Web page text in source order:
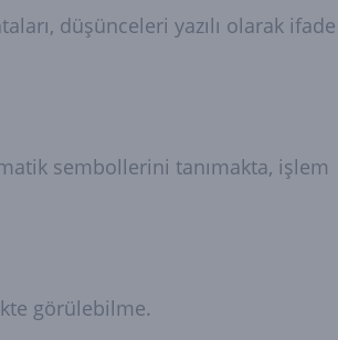
düşünceleri yazılı olarak ifade
sembollerini tanımakta, işlem
görülebilme.